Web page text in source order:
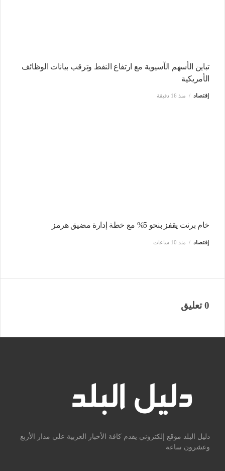
تباين الأسهم الآسيوية مع ارتفاع النفط وترقب بيانات الوظائف
الأمريكية
إقتصاد منذ 16 دقيقة
خام برنت يقفز بنحو 5% مع خطة إدارة مضيق هرمز
إقتصاد منذ 10 ساعات
0 تعليق
دليل البلد موقع إلكتروني يقدم كافة الأخبار العربية علي مدار الأربع
وعشرون ساعة